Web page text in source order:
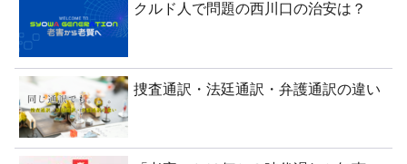
クルド人で問題の西川口の治安は？
捜査通訳・法廷通訳・弁護通訳の違い